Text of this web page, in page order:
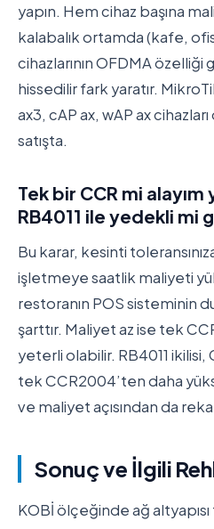
yapın. Hem cihaz başına
kalabalık ortamda (kafe,
cihazlarının OFDMA
hissedilir fark yaratır.
ax3, cAP ax, wAP ax
satışta.
Tek bir CCR mi
RB4011 ile yedekli mi
Bu karar, kesinti
işletmeye saatlik maliyeti
restoranın POS sisteminin
şarttır. Maliyet az ise tek
yeterli olabilir. RB4011
tek CCR2004’ten daha
ve maliyet açısından da
Sonuç ve İlgili
KOBİ ölçeğinde ağ altyapısı